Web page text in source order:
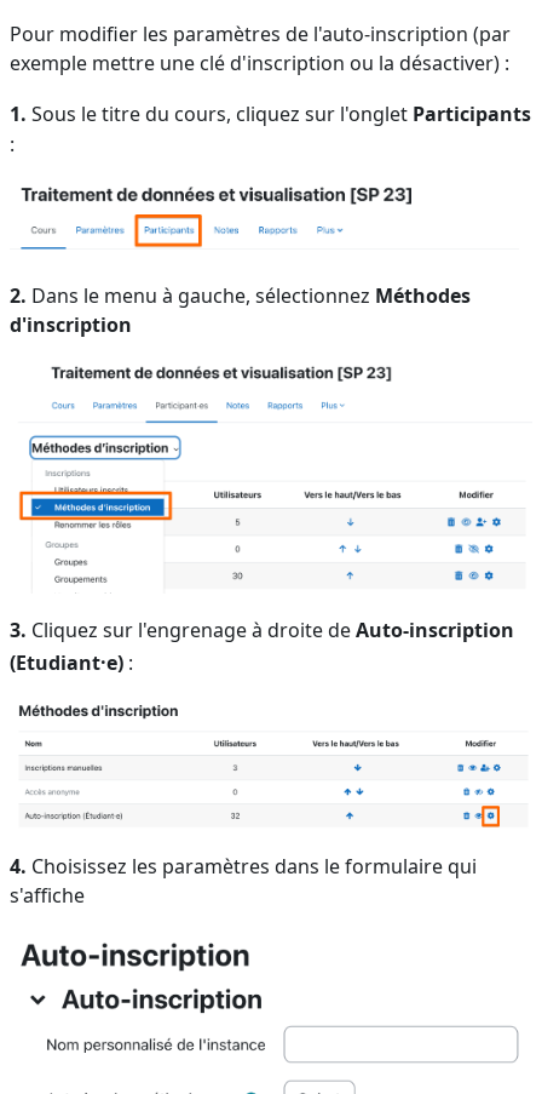
Pour modifier les paramètres de l'auto-inscription (par
exemple mettre une clé d'inscription ou la désactiver) :
1. Sous le titre du cours, cliquez sur l'onglet Participants
:
2. Dans le menu à gauche, sélectionnez Méthodes
d'inscription
3. Cliquez sur l'engrenage à droite deAuto-inscription
(Etudiant·e) :
4. Choisissez les paramètres dans le formulaire qui
s'affiche